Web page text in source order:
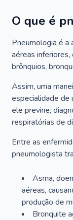
O que é
Pneumologia é a
aéreas inferiores,
brônquios,
Assim, uma
especialidade de
ele previne,
respiratórias de
Entre as
pneumologista
Asma,
aéreas,
produção de
Bronquite